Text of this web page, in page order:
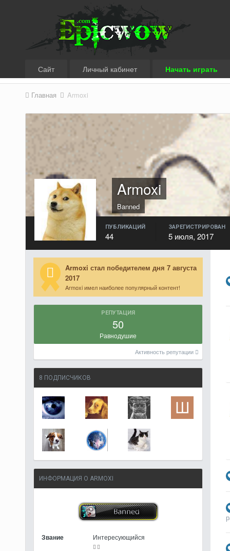
Сайт Личный кабинет Начать играть
Главная Armoxi
Armoxi
Banned
ПУБЛИКАЦИЙ
44
ЗАРЕГИСТРИРОВАН
5 июля, 2017
Armoxi стал победителем дня 7 августа
2017
Armoxi имел наиболее популярный контент!
РЕПУТАЦИЯ
50
Равнодушие
Активность репутации
8 ПОДПИСЧИКОВ
ИНФОРМАЦИЯ О ARMOXI
Звание Интересующийся